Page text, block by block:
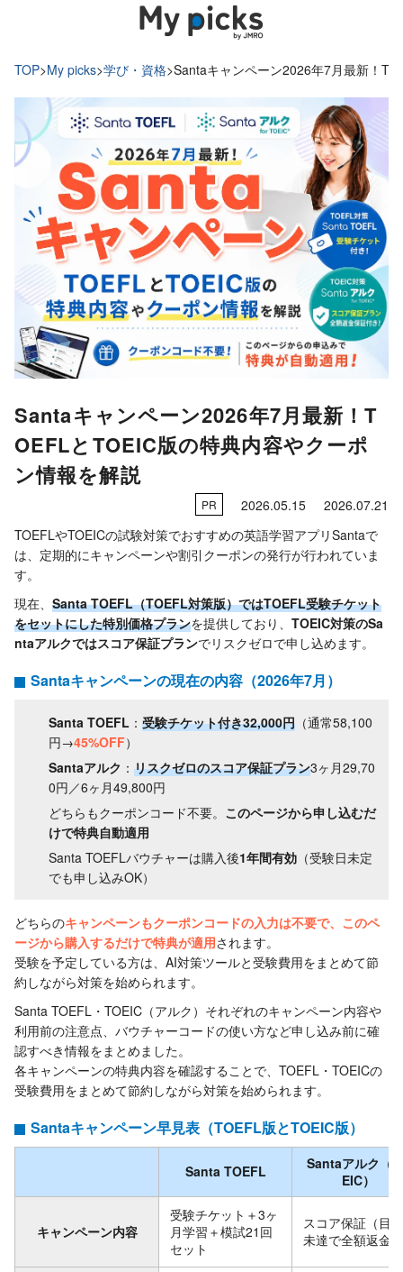
TOP>My picks>学び・資格>Santaキャンペーン2026年7月最新！
Santaキャンペーン2026年7月最新！T
OEFLとTOEIC版の特典内容やクーポ
ン情報を解説
PR 2026.05.15
2026.07.21
TOEFLやTOEICの試験対策でおすすめの英語学習アプリSantaで
は、定期的にキャンペーンや割引クーポンの発行が行われていま
す。
現在、 Santa TOEFL（TOEFL対策版）ではTOEFL受験チケット
をセットにした特別価格プランを提供しており、 TOEIC対策のSa
ntaアルクではスコア保証プランでリスクゼロで申し込めます。
Santaキャンペーンの現在の内容（2026年7月）
Santa TOEFL ： 受験チケット付き32,000円 （通常58,100
円→45%OFF）
Santaアルク ： リスクゼロのスコア保証プラン3ヶ月29,70
0円／6ヶ月49,800円
どちらもクーポンコード不要。 このページから申し込むだ
けで特典自動適用
Santa TOEFLバウチャーは購入後1年間有効 （受験日未定
でも申し込みOK）
どちらのキャンペーンもクーポンコードの入力は不要で、このペ
ージから購入するだけで特典が適用されます。
受験を予定している方は、AI対策ツールと受験費用をまとめて節
約しながら対策を始められます。
Santa TOEFL・TOEIC（アルク）それぞれのキャンペーン内容や
利用前の注意点、バウチャーコードの使い方など申し込み前に確
認すべき情報をまとめました。
各キャンペーンの特典内容を確認することで、TOEFL・TOEICの
受験費用をまとめて節約しながら対策を始められます。
Santaキャンペーン早見表（TOEFL版とTOEIC版）
Santa TOEFL
Santaアルク（
EIC）
キャンペーン内容
受験チケット＋3ヶ
月学習＋模試21回
セット
スコア保証（目標
未達で全額返金）